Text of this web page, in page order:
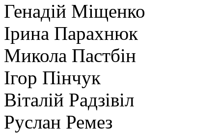
Генадій Міщенко
Ірина Парахнюк
Микола Пастбін
Ігор Пінчук
Віталій Радзівіл
Руслан Ремез